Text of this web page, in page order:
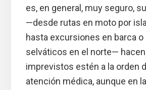
es, en general, muy seguro,
—desde rutas en moto por
hasta excursiones en barca
selváticos en el norte—
imprevistos estén a la orden
atención médica, aunque en